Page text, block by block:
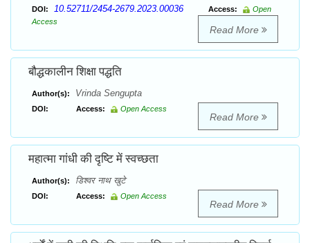
DOI: 10.52711/2454-2679.2023.00036 Access:
Open
Access
Read More
बौद्धकालीन शिक्षा पद्धति
Author(s): Vrinda Sengupta
DOI: Access: Open Access
Read More
महात्मा गांधी की दृष्टि में स्वच्छता
Author(s): डिश्वर नाथ खुटे
DOI: Access: Open Access
Read More